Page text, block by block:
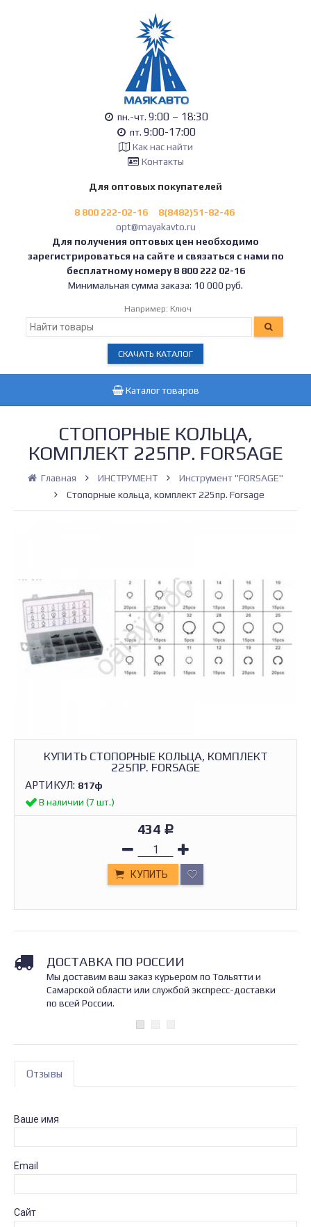
пн.-чт. 9:00 – 18:30
пт. 9:00-17:00
Как нас найти
Контакты
Для оптовых покупателей
8 800 222-02-16
8(8482)51-82-46
opt@mayakavto.ru
Для получения оптовых цен необходимо
зарегистрироваться на сайте и связаться с нами по
бесплатному номеру 8 800 222 02-16
Минимальная сумма заказа: 10 000 руб.
Например: Ключ
СКАЧАТЬ КАТАЛОГ
Каталог товаров
СТОПОРНЫЕ КОЛЬЦА,
КОМПЛЕКТ 225ПР. FORSAGE
Главная ИНСТРУМЕНТ
Инструмент "FORSAGE"
Стопорные кольца, комплект 225пр. Forsage
КУПИТЬ СТОПОРНЫЕ КОЛЬЦА, КОМПЛЕКТ
225ПР. FORSAGE
АРТИКУЛ: 817ф
В наличии (7 шт.)
434 Р
КУПИТЬ
ДОСТАВКА ПО РОССИИ
Мы доставим ваш заказ курьером по Тольятти и
Самарской области или службой экспресс-доставки
по всей России.
Отзывы
Ваше имя
Email
Сайт